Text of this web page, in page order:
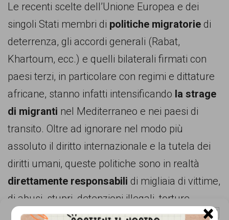
Gestisci Consenso Cookie
Le recenti scelte dell’Unione Europea e dei
singoli Stati membri di politiche migratorie di
deterrenza, gli accordi generali (Rabat,
Khartoum, ecc.) e quelli bilaterali firmati con
paesi terzi, in particolare con regimi e dittature
africane, stanno infatti intensificando la strage
di migranti nel Mediterraneo e nei paesi di
transito. Oltre ad ignorare nel modo più
assoluto il diritto internazionale e la tutela dei
diritti umani, queste politiche sono in realtà
direttamente responsabili di migliaia di vittime,
di abusi, stupri, detenzioni illegali, torture,
sparizioni, configurando quello che potrebbe×